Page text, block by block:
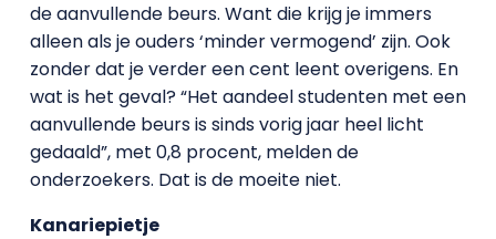
de aanvullende beurs. Want die krijg je immers
alleen als je ouders ‘minder vermogend’ zijn. Ook
zonder dat je verder een cent leent overigens. En
wat is het geval? “Het aandeel studenten met een
aanvullende beurs is sinds vorig jaar heel licht
gedaald”, met 0,8 procent, melden de
onderzoekers. Dat is de moeite niet.
Kanariepietje